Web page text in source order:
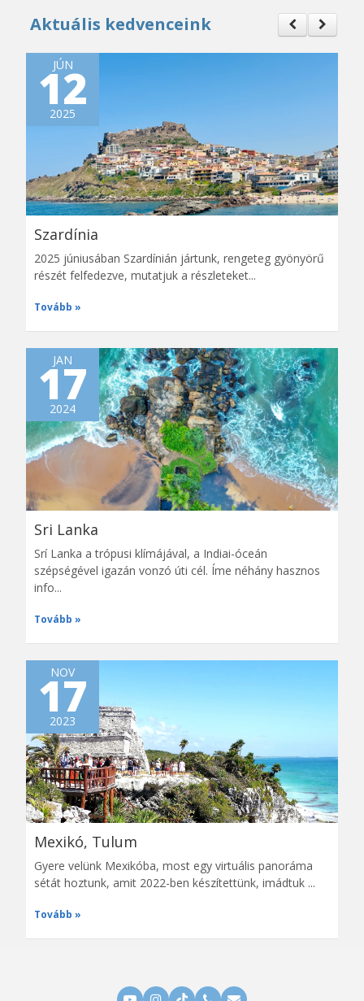
Aktuális kedvenceink
JÚN
12
2025
Szardínia
2025 júniusában Szardínián jártunk, rengeteg gyönyörű
részét felfedezve, mutatjuk a részleteket...
Tovább
JAN
17
2024
Sri Lanka
Srí Lanka a trópusi klímájával, a Indiai-óceán
szépségével igazán vonzó úti cél. Íme néhány hasznos
info...
Tovább
NOV
17
2023
Mexikó, Tulum
Gyere velünk Mexikóba, most egy virtuális panoráma
sétát hoztunk, amit 2022-ben készítettünk, imádtuk ...
Tovább